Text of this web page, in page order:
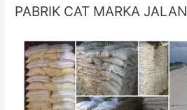
PABRIK CAT MARKA JALAN